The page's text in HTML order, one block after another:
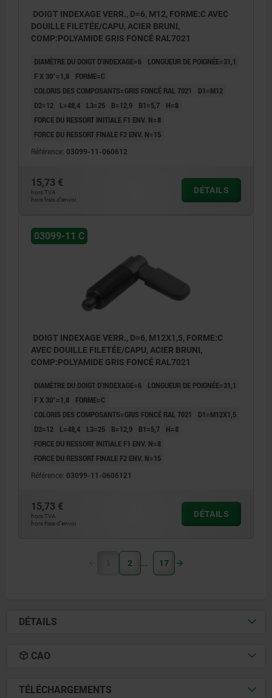
DOIGT INDEXAGE VERR., D=6, M12, FORME:C AVEC
DOUILLE FILETÉE/CAPU, ACIER BRUNI,
COMP:POLYAMIDE GRIS FONCÉ RAL7021
DIAMÈTRE DU DOIGT D'INDEXAGE=6
LONGUEUR DE POIGNÉE=31,1
F X 30°=1,8
FORME=C
COLORIS DES COMPOSANTS=GRIS FONCÉ RAL 7021
D1=M12
D2=12
L=48,4 L3=25 B=12,9 B1=5,7
H=8
FORCE DU RESSORT INITIALE F1 ENV. N=8
FORCE DU RESSORT FINALE F2 ENV. N=15
Référence: 03099-11-060612
15,73 €
hors TVA
hors frais d’envoi
DÉTAILS
03099-11 C
DOIGT INDEXAGE VERR., D=6, M12X1,5, FORME:C
AVEC DOUILLE FILETÉE/CAPU, ACIER BRUNI,
COMP:POLYAMIDE GRIS FONCÉ RAL7021
DIAMÈTRE DU DOIGT D'INDEXAGE=6
LONGUEUR DE POIGNÉE=31,1
F X 30°=1,8
FORME=C
COLORIS DES COMPOSANTS=GRIS FONCÉ RAL 7021
D1=M12X1,5
D2=12
L=48,4 L3=25 B=12,9 B1=5,7
H=8
FORCE DU RESSORT INITIALE F1 ENV. N=8
FORCE DU RESSORT FINALE F2 ENV. N=15
Référence: 03099-11-0606121
15,73 €
hors TVA
hors frais d’envoi
DÉTAILS
1 2 17
DÉTAILS
CAO
TÉLÉCHARGEMENTS